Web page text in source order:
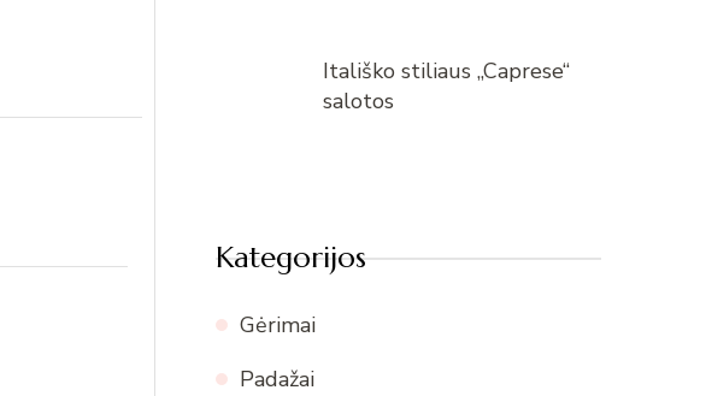
Itališko stiliaus „Caprese“
salotos
Kategorijos
Gėrimai
Padažai